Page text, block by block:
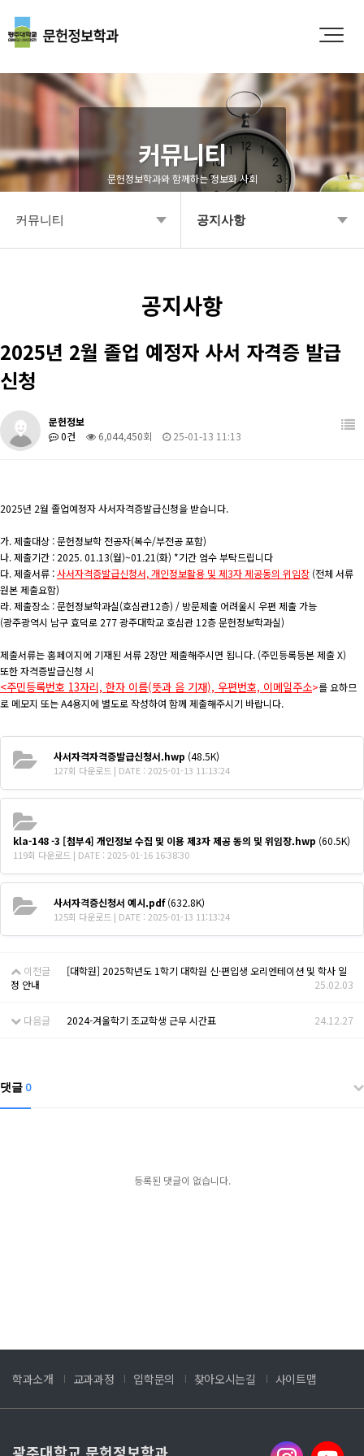
커뮤니티
문헌정보학과와 함께하는 정보화 사회
커뮤니티
대학원
학생활동
장학/취업
커뮤니티
공지사항
Q&A
영상갤러리
학과소식 갤러리
도서관계 소식
공지사항
2025년 2월 졸업 예정자 사서 자격증 발급
신청
문헌정보
0건
6,044,450회 25-01-13 11:13
2025년 2월 졸업예정자 사서자격증발급신청을 받습니다.
가. 제출대상 : 문헌정보학 전공자(복수/부전공 포함)
나. 제출기간 : 2025. 01.13(월)~01.21(화) *기간 엄수 부탁드립니다
다. 제출서류 :사서자격증발급신청서, 개인정보활용 및 제3자 제공동의 위임장 (전체 서류
원본 제출요함)
라. 제출장소 : 문헌정보학과실(호심관12층) / 방문제출 어려울시 우편 제출 가능
(광주광역시 남구 효덕로 277 광주대학교 호심관 12층 문헌정보학과실)
제출서류는 홈페이지에 기재된 서류 2장만 제출해주시면 됩니다. (주민등록등본 제출 X)
또한 자격증발급신청 시
<주민등록번호 13자리, 한자 이름(뜻과 음 기재), 우편번호, 이메일주소>를 요하므
로 메모지 또는 A4용지에 별도로 작성하여 함께 제출해주시기 바랍니다.
사서자격자격증발급신청서.hwp (48.5K)
127회 다운로드 | DATE : 2025-01-13 11:13:24
kla-148 -3 [첨부4] 개인정보 수집 및 이용 제3자 제공 동의 및 위임장.hwp (60.5K)
119회 다운로드 | DATE : 2025-01-16 16:38:30
사서자격증신청서 예시.pdf(632.8K)
125회 다운로드 | DATE : 2025-01-13 11:13:24
이전글
[대학원] 2025학년도 1학기 대학원 신·편입생 오리엔테이션 및 학사 일
정 안내
25.02.03
다음글 2024-겨울학기 조교학생 근무 시간표 24.12.27
댓글0
등록된 댓글이 없습니다.
학과소개 교과과정 입학문의 찾아오시는길 사이트맵